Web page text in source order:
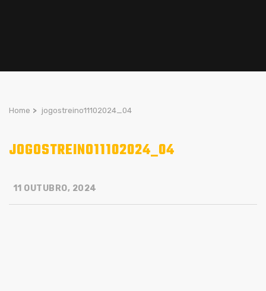
Home > jogostreino11102024_04
JOGOSTREINO11102024_04
11 OUTUBRO, 2024